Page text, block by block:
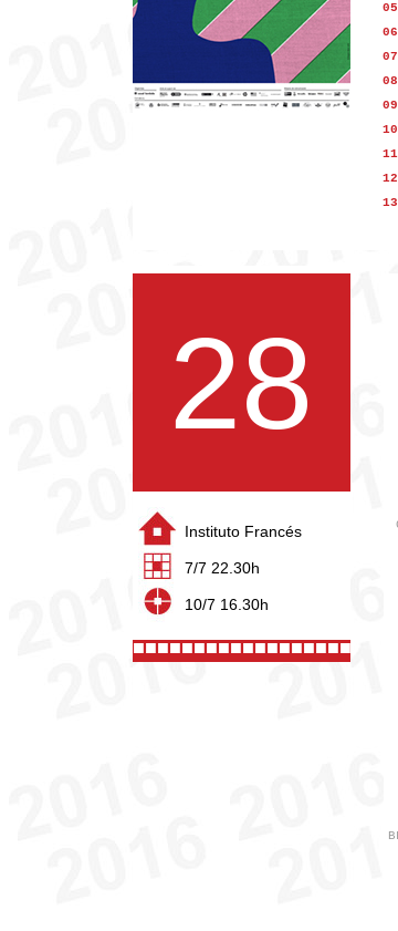
05
06
07
08
09
10
11
12
13
28
Instituto Francés
7/7 22.30h
10/7 16.30h
■■■■■■■■■■■■■■■■■■■■■■